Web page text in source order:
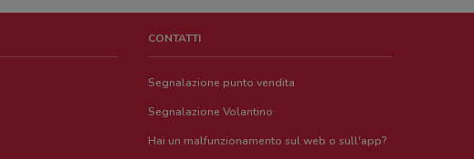
CONTATTI
Segnalazione punto vendita
Segnalazione Volantino
Hai un malfunzionamento sul web o sull'app?